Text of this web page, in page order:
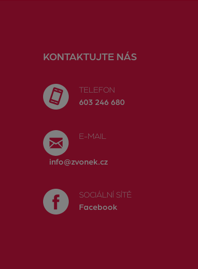
KONTAKTUJTE NÁS
TELEFON
603 246 680
E-MAIL
info@zvonek.cz
SOCIÁLNÍ SÍTĚ
Facebook